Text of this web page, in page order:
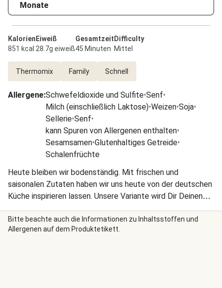
Monate
Kalorien
851 kcal
Eiweiß
28.7g eiweiß
Gesamtzeit
45 Minuten
Difficulty
Mittel
Thermomix Family Schnell
Allergene:Schwefeldioxide und Sulfite•Senf•
Milch (einschließlich Laktose)•Weizen•Soja•
Sellerie•Senf•
kann Spuren von Allergenen enthalten•
Sesamsamen•Glutenhaltiges Getreide•
Schalenfrüchte
Heute bleiben wir bodenständig. Mit frischen und
saisonalen Zutaten haben wir uns heute von der deutschen
Küche inspirieren lassen. Unsere Variante wird Dir Deinen
Abend bestimmt verschönern. Guten Appetit!
Bitte beachte auch die Informationen zu Inhaltsstoffen und
Allergenen auf dem Produktetikett.